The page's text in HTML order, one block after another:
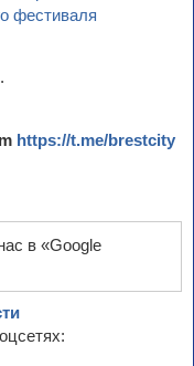
фестиваля
.
https://t.me/brestcity
в «Google